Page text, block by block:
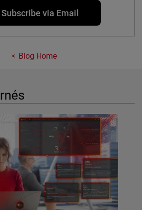
Subscribe via Email
Blog Home